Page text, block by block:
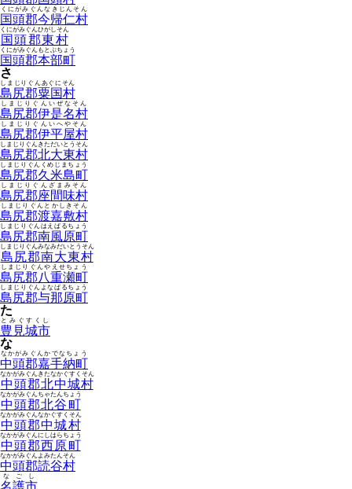
国頭郡今帰仁村
くにがみぐんなきじんそん
国頭郡東村
くにがみぐんひがしそん
国頭郡本部町
くにがみぐんもとぶちょう
さ
島尻郡粟国村
しまじりぐんあぐにそん
島尻郡伊是名村
しまじりぐんいぜなそん
島尻郡伊平屋村
しまじりぐんいへやそん
島尻郡北大東村
しまじりぐんきただいとうそん
島尻郡久米島町
しまじりぐんくめじまちょう
島尻郡座間味村
しまじりぐんざまみそん
島尻郡渡嘉敷村
しまじりぐんとかしきそん
島尻郡南風原町
しまじりぐんはえばるちょう
島尻郡南大東村
しまじりぐんみなみだいとうそん
島尻郡八重瀬町
しまじりぐんやえせちょう
島尻郡与那原町
しまじりぐんよなばるちょう
た
豊見城市
とみぐすくし
な
中頭郡嘉手納町
なかがみぐんかでなちょう
中頭郡北中城村
なかがみぐんきたなかぐすくそん
中頭郡北谷町
なかがみぐんちゃたんちょう
中頭郡中城村
なかがみぐんなかぐすくそん
中頭郡西原町
なかがみぐんにしはらちょう
中頭郡読谷村
なかがみぐんよみたんそん
なごし